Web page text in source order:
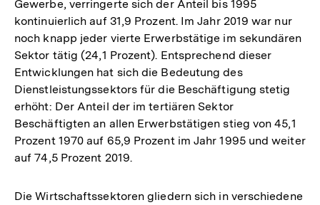
Gewerbe, verringerte sich der Anteil bis 1995
kontinuierlich auf 31,9 Prozent. Im Jahr 2019 war nur
noch knapp jeder vierte Erwerbstätige im sekundären
Sektor tätig (24,1 Prozent). Entsprechend dieser
Entwicklungen hat sich die Bedeutung des
Dienstleistungssektors für die Beschäftigung stetig
erhöht: Der Anteil der im tertiären Sektor
Beschäftigten an allen Erwerbstätigen stieg von 45,1
Prozent 1970 auf 65,9 Prozent im Jahr 1995 und weiter
auf 74,5 Prozent 2019.
Die Wirtschaftssektoren gliedern sich in verschiedene